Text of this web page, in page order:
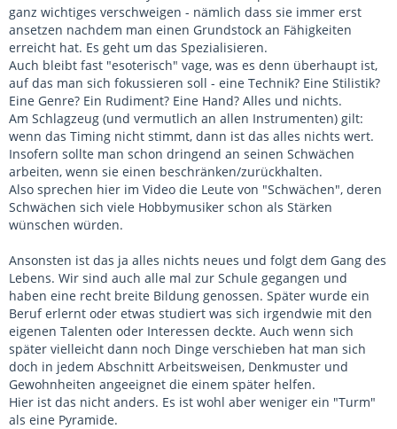
ganz wichtiges verschweigen - nämlich dass sie immer erst
ansetzen nachdem man einen Grundstock an Fähigkeiten
erreicht hat. Es geht um das Spezialisieren.
Auch bleibt fast "esoterisch" vage, was es denn überhaupt ist,
auf das man sich fokussieren soll - eine Technik? Eine Stilistik?
Eine Genre? Ein Rudiment? Eine Hand? Alles und nichts.
Am Schlagzeug (und vermutlich an allen Instrumenten) gilt:
wenn das Timing nicht stimmt, dann ist das alles nichts wert.
Insofern sollte man schon dringend an seinen Schwächen
arbeiten, wenn sie einen beschränken/zurückhalten.
Also sprechen hier im Video die Leute von "Schwächen", deren
Schwächen sich viele Hobbymusiker schon als Stärken
wünschen würden.
Ansonsten ist das ja alles nichts neues und folgt dem Gang des
Lebens. Wir sind auch alle mal zur Schule gegangen und
haben eine recht breite Bildung genossen. Später wurde ein
Beruf erlernt oder etwas studiert was sich irgendwie mit den
eigenen Talenten oder Interessen deckte. Auch wenn sich
später vielleicht dann noch Dinge verschieben hat man sich
doch in jedem Abschnitt Arbeitsweisen, Denkmuster und
Gewohnheiten angeeignet die einem später helfen.
Hier ist das nicht anders. Es ist wohl aber weniger ein "Turm"
als eine Pyramide.